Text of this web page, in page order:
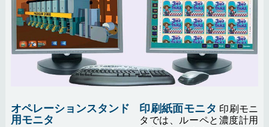
オペレーションスタンド
用モニタ
印刷紙面モニタ 印刷モニ
タでは、ルーペと濃度計用